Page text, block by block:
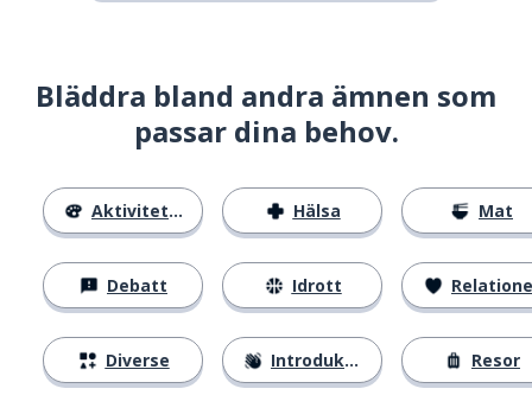
Bläddra bland andra ämnen som
passar dina behov.
Aktiviteter
Debatt
Diverse
Hälsa
Idrott
Introduktion
Mat
Resor